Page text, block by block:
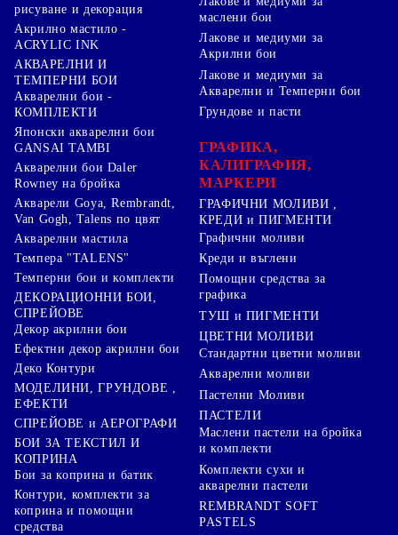
рисуване и декорация
Акрилно мастило -
ACRYLIC INK
АКВАРЕЛНИ И
ТЕМПЕРНИ БОИ
Акварелни бои -
КОМПЛЕКТИ
Японски акварелни бои
GANSAI TAMBI
Акварелни бои Daler
Rowney на бройка
Акварели Goya, Rembrandt,
Van Gogh, Talens по цвят
Акварелни мастила
Темпера "TALENS"
Темперни бои и комплекти
ДЕКОРАЦИОННИ БОИ,
СПРЕЙОВЕ
Декор акрилни бои
Ефектни декор акрилни бои
Деко Контури
МОДЕЛИНИ, ГРУНДОВЕ ,
ЕФЕКТИ
СПРЕЙОВЕ и АЕРОГРАФИ
БОИ ЗА ТЕКСТИЛ И
КОПРИНА
Бои за коприна и батик
Контури, комплекти за
коприна и помощни
средства
маслени бои
Лакове и медиуми за
Акрилни бои
Лакове и медиуми за
Акварелни и Темперни бои
Грундове и пасти
ГРАФИКА,
КАЛИГРАФИЯ,
МАРКЕРИ
ГРАФИЧНИ МОЛИВИ ,
КРЕДИ и ПИГМЕНТИ
Графични моливи
Креди и въглени
Помощни средства за
графика
ТУШ и ПИГМЕНТИ
ЦВЕТНИ МОЛИВИ
Стандартни цветни моливи
Акварелни моливи
Пастелни Моливи
ПАСТЕЛИ
Маслени пастели на бройка
и комплекти
Комплекти сухи и
акварелни пастели
REMBRANDT SOFT
PASTELS